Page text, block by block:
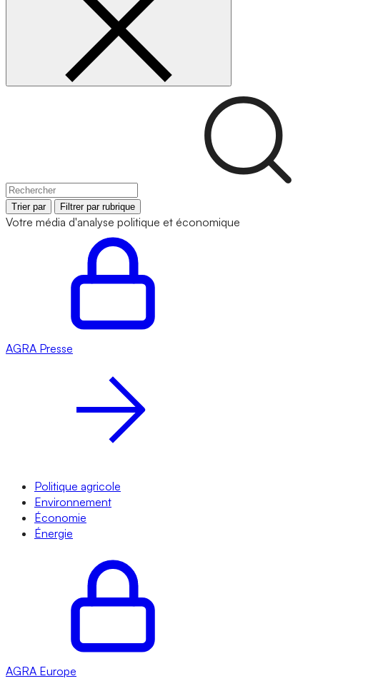
Trier par Filtrer par rubrique
Votre média d'analyse politique et économique
AGRA Presse
Politique agricole
Environnement
Économie
Énergie
AGRA Europe